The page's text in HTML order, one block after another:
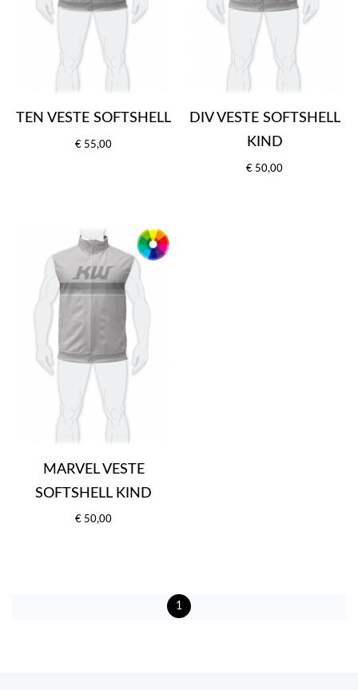
TEN VESTE SOFTSHELL
€ 55,00
DIV VESTE SOFTSHELL
KIND
€ 50,00
MARVEL VESTE
SOFTSHELL KIND
€ 50,00
1